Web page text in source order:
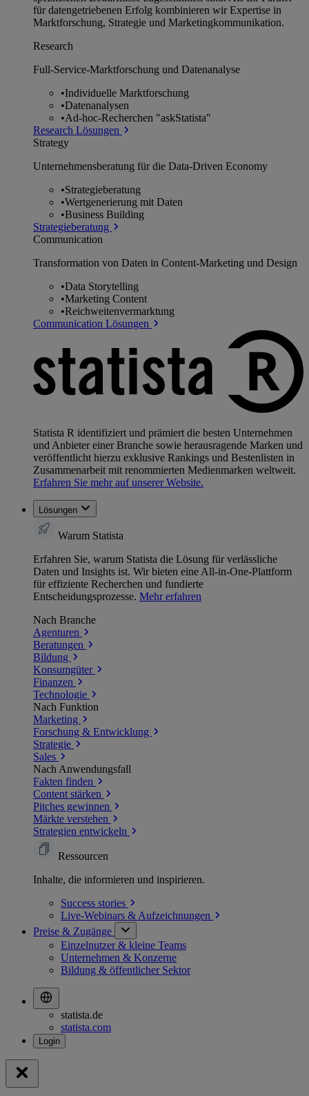
für datengetriebenen Erfolg kombinieren wir Expertise in
Marktforschung, Strategie und Marketingkommunikation.
Research
Full-Service-Marktforschung und Datenanalyse
•Individuelle Marktforschung
•Datenanalysen
•Ad-hoc-Recherchen "askStatista"
Research Lösungen
Strategy
Unternehmens­beratung für die Data-Driven Economy
•Strategieberatung
•Wertgenerierung mit Daten
•Business Building
Strategieberatung
Communication
Transformation von Daten in Content-Marketing und Design
•Data Storytelling
•Marketing Content
•Reichweitenvermarktung
Communication Lösungen
Statista R identifiziert und prämiert die besten Unternehmen
und Anbieter einer Branche sowie herausragende Marken und
veröffentlicht hierzu exklusive Rankings und Bestenlisten in
Zusammenarbeit mit renommierten Medienmarken weltweit.
Erfahren Sie mehr auf unserer Website.
Lösungen
Warum Statista
Erfahren Sie, warum Statista die Lösung für verlässliche
Daten und Insights ist. Wir bieten eine All-in-One-Plattform
für effiziente Recherchen und fundierte
Entscheidungsprozesse. Mehr erfahren
Nach Branche
Agenturen
Beratungen
Bildung
Konsumgüter
Finanzen
Technologie
Nach Funktion
Marketing
Forschung & Entwicklung
Strategie
Sales
Nach Anwendungsfall
Fakten finden
Content stärken
Pitches gewinnen
Märkte verstehen
Strategien entwickeln
Ressourcen
Inhalte, die informieren und inspirieren.
Success stories
Live-Webinars & Aufzeichnungen
Preise & Zugänge
Einzelnutzer & kleine Teams
Unternehmen & Konzerne
Bildung & öffentlicher Sektor
statista.de
statista.com